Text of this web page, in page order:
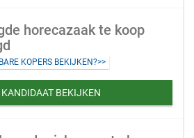
horecazaak te koop
KOPERS BEKIJKEN?>>
KANDIDAAT BEKIJKEN